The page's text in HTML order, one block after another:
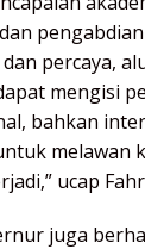
percaya,
mengisi
bahkan
melawan
ucap
juga